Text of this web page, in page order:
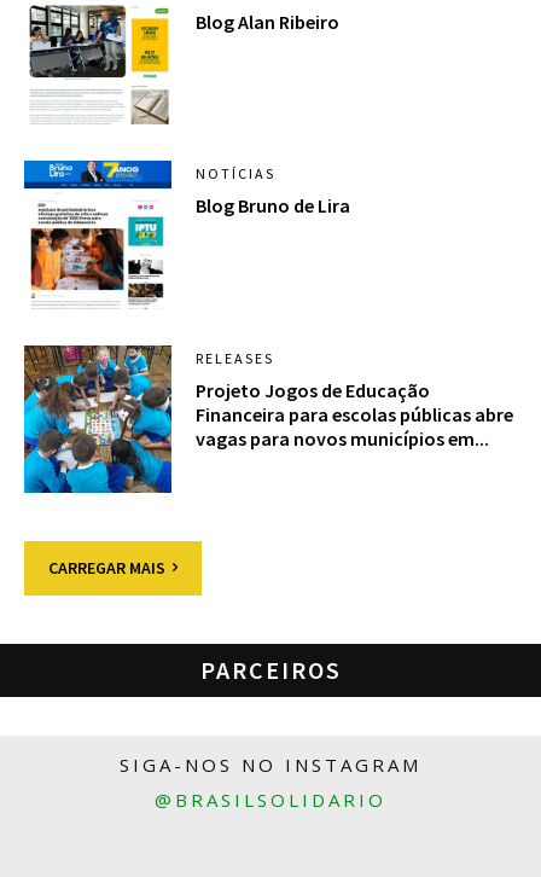
Blog Alan Ribeiro
NOTÍCIAS
Blog Bruno de Lira
RELEASES
Projeto Jogos de Educação
Financeira para escolas públicas abre
vagas para novos municípios em...
CARREGAR MAIS
PARCEIROS
SIGA-NOS NO INSTAGRAM
@BRASILSOLIDARIO